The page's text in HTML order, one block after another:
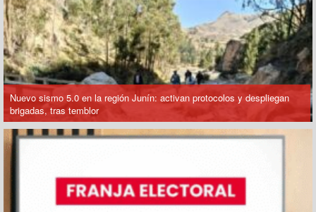
Nuevo sismo 5.0 en la región Junín: activan protocolos y despliegan
brigadas, tras temblor